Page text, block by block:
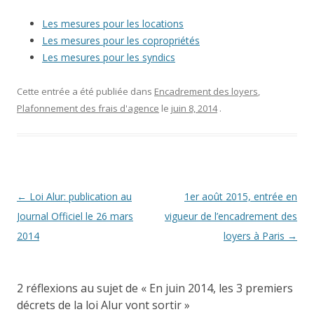
Les mesures pour les locations
Les mesures pour les copropriétés
Les mesures pour les syndics
Cette entrée a été publiée dans Encadrement des loyers,
Plafonnement des frais d'agence le juin 8, 2014 .
Navigation des articles
← Loi Alur: publication au
Journal Officiel le 26 mars
2014
1er août 2015, entrée en
vigueur de l’encadrement des
loyers à Paris →
2 réflexions au sujet de « En juin 2014, les 3 premiers
décrets de la loi Alur vont sortir»